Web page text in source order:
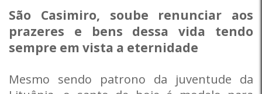
São Casimiro, soube renunciar aos
prazeres e bens dessa vida tendo
sempre em vista a eternidade
Mesmo sendo patrono da juventude da